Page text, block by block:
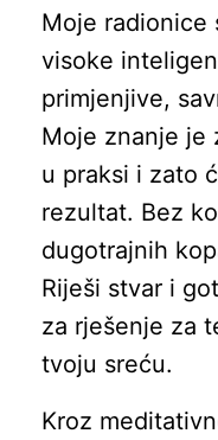
Moje radionice
visoke
primjenjive,
Moje znanje je
u praksi i zato
rezultat. Bez
dugotrajnih
Riješi stvar i
za rješenje za
tvoju sreću.
Kroz